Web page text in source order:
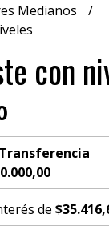
Medianos
con
Transferencia
de